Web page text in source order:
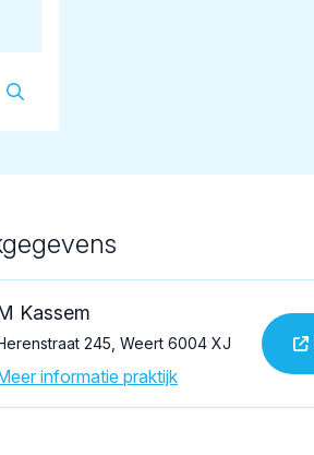
Kassem
245, Weert 6004 XJ
informatie praktijk